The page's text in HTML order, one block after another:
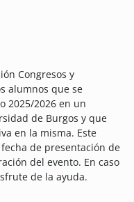
Congresos y
alumnos que se
2025/2026 en un
de Burgos y que
en la misma. Este
de presentación de
del evento. En caso
de la ayuda.